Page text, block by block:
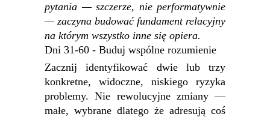
pytania — szczerze, nie performatywnie
— zaczyna budować fundament relacyjny
na którym wszystko inne się opiera.
Dni 31-60 - Buduj wspólne rozumienie
Zacznij identyfikować dwie lub trzy
konkretne, widoczne, niskiego ryzyka
problemy. Nie rewolucyjne zmiany —
małe, wybrane dlatego że adresują coś